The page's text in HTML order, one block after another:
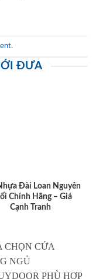
.
ĐƯA
Đài Loan Nguyên
Chính Hãng – Giá
Cạnh Tranh